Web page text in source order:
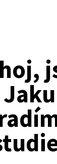
honička s
různé partie